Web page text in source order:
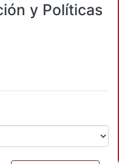
y Políticas